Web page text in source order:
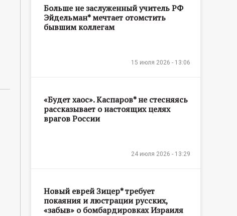
Больше не заслуженный учитель РФ
Эйдельман* мечтает отомстить
бывшим коллегам
15 июля 2026 - 13:06
«Будет хаос». Каспаров* не стесняясь
рассказывает о настоящих целях
врагов России
24 июля 2026 - 13:29
Новый еврей Зицер* требует
покаяния и люстрации русских,
«забыв» о бомбардировках Израиля